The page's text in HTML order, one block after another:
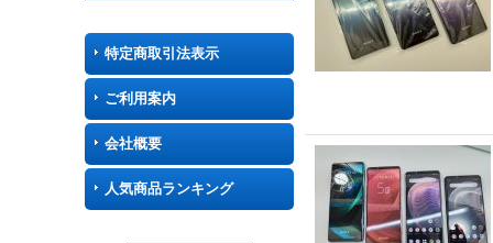
特定商取引法表示
ご利用案内
会社概要
人気商品ランキング